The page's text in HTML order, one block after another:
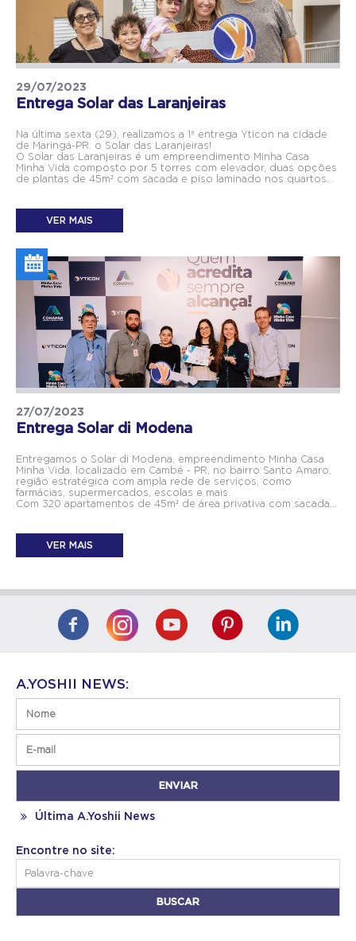
29/07/2023
Entrega Solar das Laranjeiras
Na última sexta (29), realizamos a 1ª entrega Yticon na cidade
de Maringá-PR: o Solar das Laranjeiras!
O Solar das Laranjeiras é um empreendimento Minha Casa
Minha Vida composto por 5 torres com elevador, duas opções
de plantas de 45m² com sacada e piso laminado nos quartos...
VER MAIS
27/07/2023
Entrega Solar di Modena
Entregamos o Solar di Modena, empreendimento Minha Casa
Minha Vida, localizado em Cambé - PR, no bairro Santo Amaro,
região estratégica com ampla rede de serviços, como
farmácias, supermercados, escolas e mais.
Com 320 apartamentos de 45m² de área privativa com sacada...
VER MAIS
A.YOSHII NEWS:
Última A.Yoshii News
Encontre no site: